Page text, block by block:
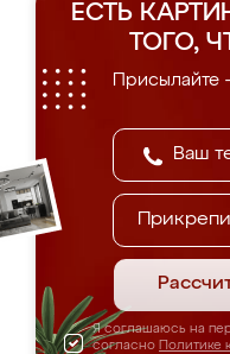
ЕСТЬ
ТОГО,
Я соглашаюсь на
согласно Политике